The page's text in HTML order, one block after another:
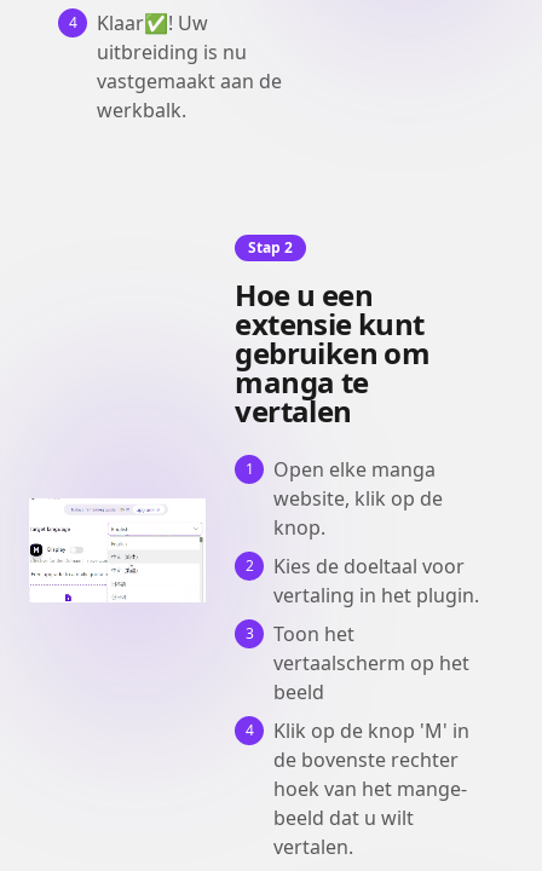
4
Klaar✅! Uw
uitbreiding is nu
vastgemaakt aan de
werkbalk.
Stap 2
Hoe u een
extensie kunt
gebruiken om
manga te
vertalen
1
Open elke manga
website, klik op de
knop.
2
Kies de doeltaal voor
vertaling in het plugin.
3
Toon het
vertaalscherm op het
beeld
4
Klik op de knop 'M' in
de bovenste rechter
hoek van het mange-
beeld dat u wilt
vertalen.